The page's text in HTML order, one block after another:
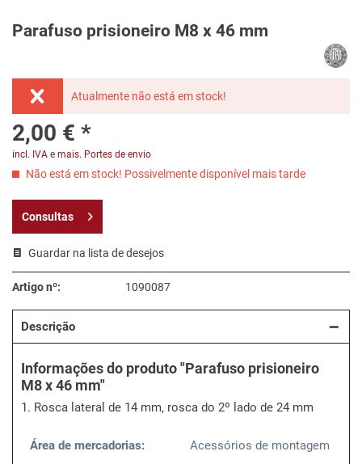
Parafuso prisioneiro M8 x 46 mm
Atualmente não está em stock!
2,00 € *
incl. IVA e mais. Portes de envio
Não está em stock! Possivelmente disponível mais tarde
Consultas
Guardar na lista de desejos
Artigo nº: 1090087
Descrição
Informações do produto "Parafuso prisioneiro
M8 x 46 mm"
1. Rosca lateral de 14 mm, rosca do 2º lado de 24 mm
Área de mercadorias: Acessórios de montagem